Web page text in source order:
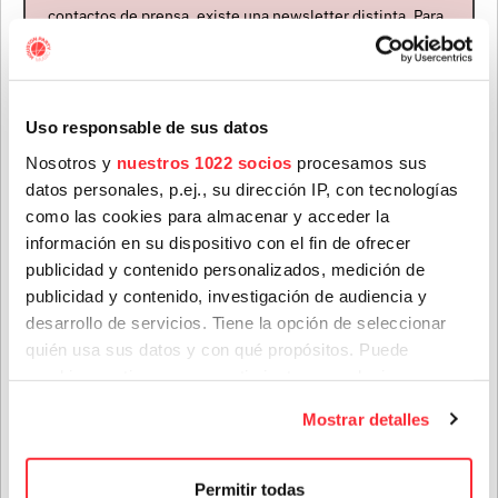
Uso responsable de sus datos
Nosotros y nuestros 1022 socios procesamos sus
datos personales, p.ej., su dirección IP, con tecnologías
como las cookies para almacenar y acceder la
información en su dispositivo con el fin de ofrecer
publicidad y contenido personalizados, medición de
publicidad y contenido, investigación de audiencia y
desarrollo de servicios. Tiene la opción de seleccionar
quién usa sus datos y con qué propósitos. Puede
Si lo permite, también quisiéramos:
Mostrar detalles
Permitir todas
Teenage Fanclub anuncian su próximo disco, "Do Not
Dare Dream", el que nos vendrán a presentar en su gira
28 jul. 2026
contactos de prensa, existe una newsletter distinta. Para
formar parte de ella, envíanos un mensaje a
Apellidos
Correo electrónico*
Género(s) favorito(s):